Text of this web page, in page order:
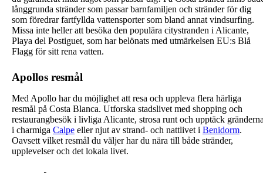
långgrunda stränder som passar barnfamiljen och stränder för dig
som föredrar fartfyllda vattensporter som bland annat vindsurfing.
Missa inte heller att besöka den populära citystranden i Alicante,
Playa del Postiguet, som har belönats med utmärkelsen EU:s Blå
Flagg för sitt rena vatten.
Apollos resmål
Med Apollo har du möjlighet att resa och uppleva flera härliga
resmål på Costa Blanca. Utforska stadslivet med shopping och
restaurangbesök i livliga Alicante, strosa runt och upptäck
i charmiga Calpe eller njut av strand- och nattlivet i Benidorm.
Oavsett vilket resmål du väljer har du nära till både stränder,
upplevelser och det lokala livet.